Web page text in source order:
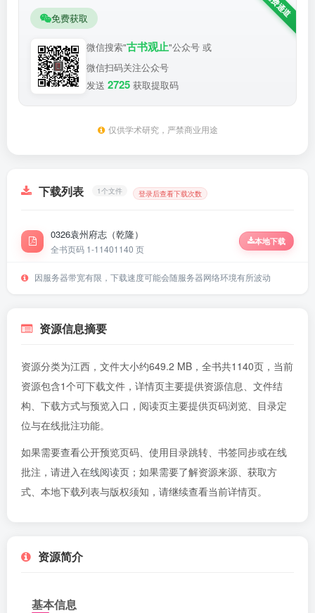
免费获取
微信搜索"古书观止"公众号 或
微信扫码关注公众号
发送 2725 获取提取码
仅供学术研究，严禁商业用途
下载列表 1个文件 登录后查看下载次数
0326袁州府志（乾隆）
全书页码 1-11401140 页
本地下载
因服务器带宽有限，下载速度可能会随服务器网络环境有所波动
资源信息摘要
资源分类为江西，文件大小约649.2 MB，全书共1140页，当前
资源包含1个可下载文件，详情页主要提供资源信息、文件结
构、下载方式与预览入口，阅读页主要提供页码浏览、目录定
位与在线批注功能。
如果需要查看公开预览页码、使用目录跳转、书签同步或在线
批注，请进入在线阅读页 ；如果需要了解资源来源、获取方
式、本地下载列表与版权须知，请继续查看当前详情页。
资源简介
基本信息